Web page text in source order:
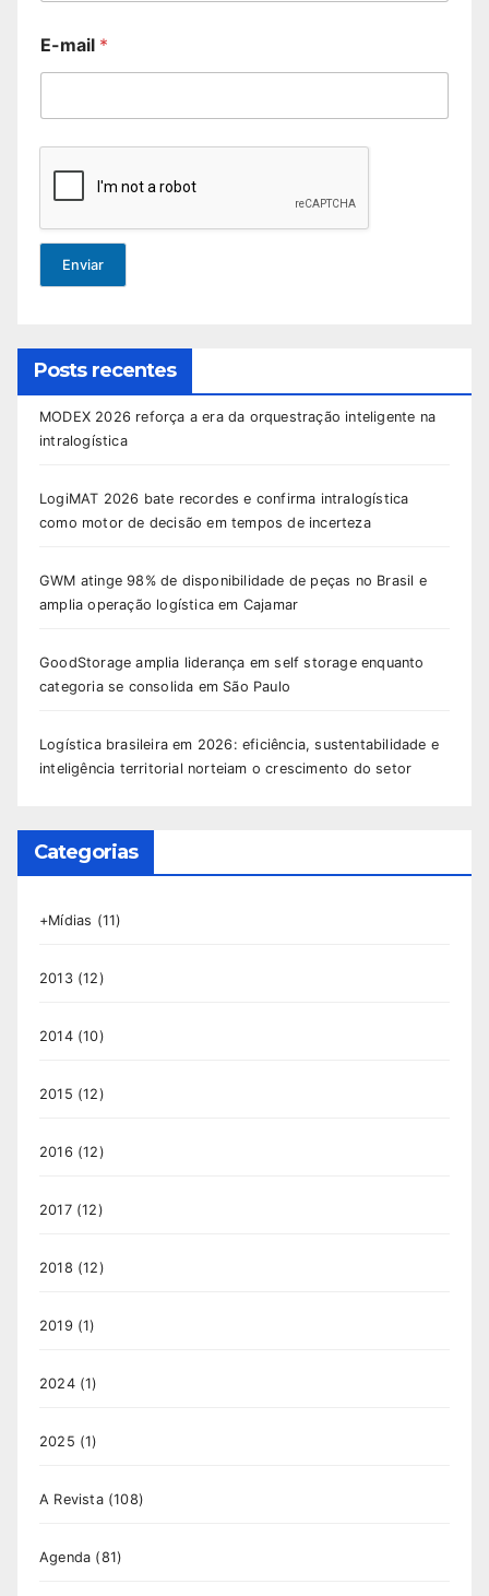
E-mail *
Enviar
Posts recentes
MODEX 2026 reforça a era da orquestração inteligente na
intralogística
LogiMAT 2026 bate recordes e confirma intralogística
como motor de decisão em tempos de incerteza
GWM atinge 98% de disponibilidade de peças no Brasil e
amplia operação logística em Cajamar
GoodStorage amplia liderança em self storage enquanto
categoria se consolida em São Paulo
Logística brasileira em 2026: eficiência, sustentabilidade e
inteligência territorial norteiam o crescimento do setor
Categorias
+Mídias (11)
2013(12)
2014(10)
2015 (12)
2016 (12)
2017(12)
2018 (12)
2019 (1)
2024(1)
2025 (1)
A Revista(108)
Agenda (81)